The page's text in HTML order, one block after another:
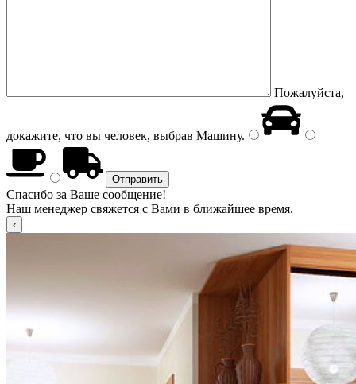
Пожалуйста,
докажите, что вы человек, выбрав Машину.
Спасибо за Ваше сообщение!
Наш менеджер свяжется с Вами в ближайшее время.